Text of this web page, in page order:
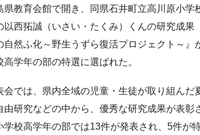
県教育会館で開き、同県石井町立高川原小学
以西拓誠（いさい・たくみ）くんの研究成果
自然ふ化～野生うずら復活プロジェクト～』
高学年の部の特選に選ばれた。
会では、県内全域の児童・生徒が取り組んだ
由研究などの中から、優秀な研究成果が表彰
学校高学年の部では13件が発表され、5件が